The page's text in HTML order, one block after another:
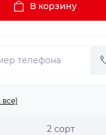
В корзину
2 сорт